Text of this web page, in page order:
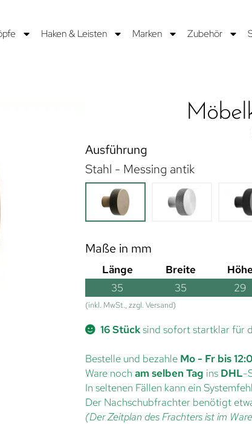
Haken & Leisten Marken Zubehör
Ausführung
Stahl - Messing antik
Maße in mm
Länge Breite Höhe
35
35 29
(inkl. MwSt., zzgl. Versand)
16 Stücksind sofort startklar für
Bestelle und bezahle Mo - Fr bis
Ware noch am selben Tag ins DHL-
In seltenen Fällen kann ein
Der Nachschubfrachter benötigt
(Der Zeitplan des Frachters ist im